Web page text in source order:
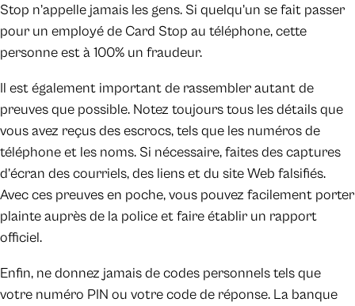
Stop n’appelle jamais les gens. Si quelqu’un se fait passer
pour un employé de Card Stop au téléphone, cette
personne est à 100% un fraudeur.
Il est également important de rassembler autant de
preuves que possible. Notez toujours tous les détails que
vous avez reçus des escrocs, tels que les numéros de
téléphone et les noms. Si nécessaire, faites des captures
d’écran des courriels, des liens et du site Web falsifiés.
Avec ces preuves en poche, vous pouvez facilement porter
plainte auprès de la police et faire établir un rapport
officiel.
Enfin, ne donnez jamais de codes personnels tels que
votre numéro PIN ou votre code de réponse. La banque